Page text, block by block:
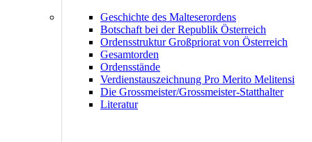
Geschichte des Malteserordens
Botschaft bei der Republik Österreich
Ordensstruktur Großpriorat von Österreich
Gesamtorden
Ordensstände
Verdienstauszeichnung Pro Merito Melitensi
Die Grossmeister/Grossmeister-Statthalter
Literatur